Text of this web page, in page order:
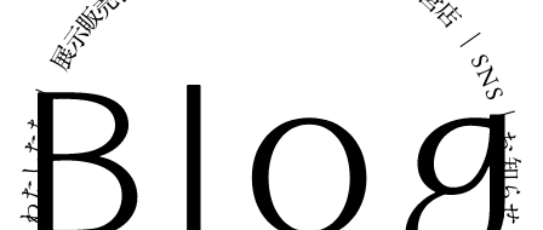
わ
た
し
た
ち
｜
展
示
販 店
｜
S
N
S
｜
お
知
ら
せ